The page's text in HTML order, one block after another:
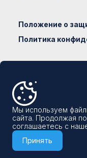
Email
Мы используем
сайта. Продолжая
соглашаетесь с
Принять
Положение о
Политика
8 800 500-19-
info@plm-